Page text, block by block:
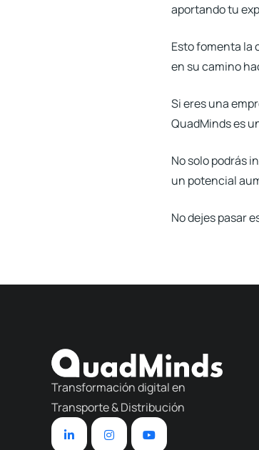
aportando tu
Esto fomenta la
en su camino
Si eres una
QuadMindses
No solo podrás
un potencial
No dejes pasar
Transformación digital en
Transporte & Distribución